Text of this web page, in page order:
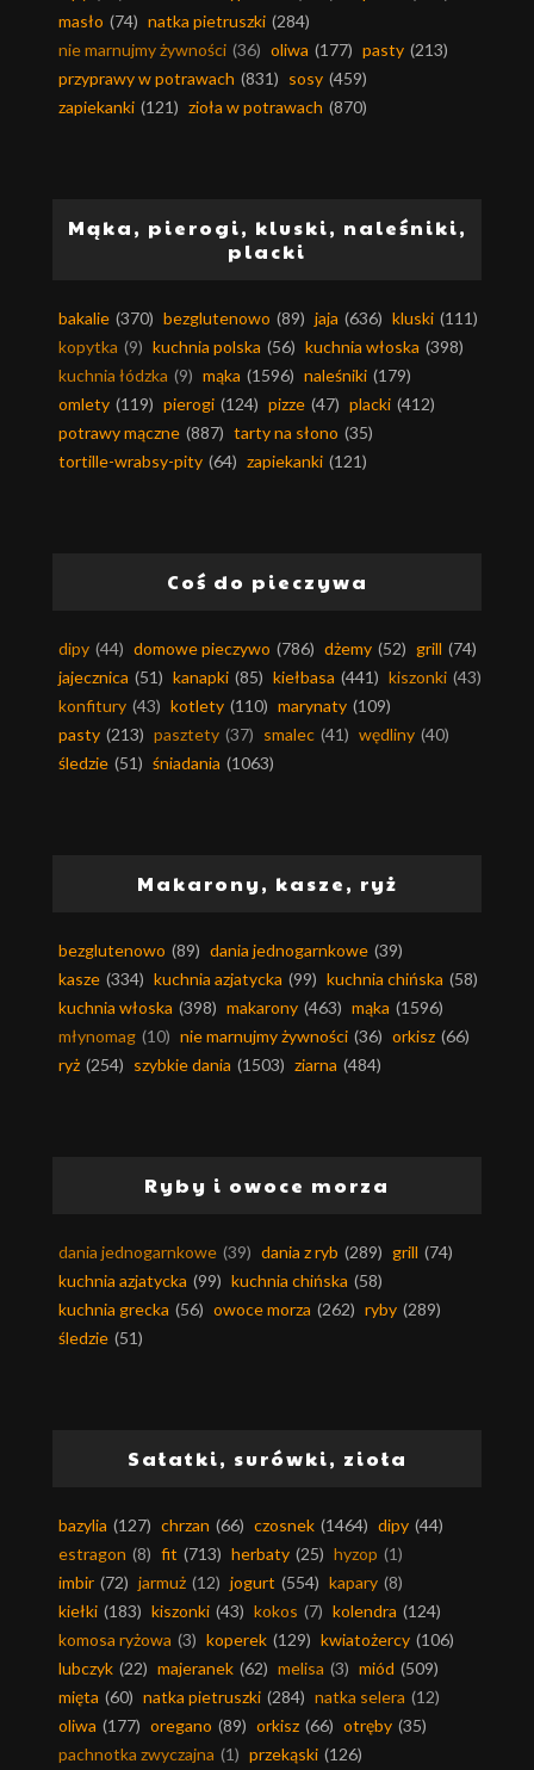
masło (74) natka pietruszki (284)
nie marnujmy żywności (36) oliwa (177) pasty (213)
przyprawy w potrawach (831) sosy (459)
zapiekanki (121) zioła w potrawach (870)
Mąka, pierogi, kluski, naleśniki,
placki
bakalie (370) bezglutenowo (89) jaja (636) kluski (111)
kopytka (9) kuchnia polska (56) kuchnia włoska (398)
kuchnia łódzka (9) mąka (1596) naleśniki (179)
omlety (119) pierogi (124) pizze (47) placki (412)
potrawy mączne (887) tarty na słono (35)
tortille-wrabsy-pity (64) zapiekanki (121)
Coś do pieczywa
dipy (44) domowe pieczywo (786) dżemy (52) grill (74)
jajecznica (51) kanapki (85) kiełbasa (441) kiszonki (43)
konfitury (43) kotlety (110) marynaty (109)
pasty (213) pasztety (37) smalec (41) wędliny (40)
śledzie (51) śniadania (1063)
Makarony, kasze, ryż
bezglutenowo (89) dania jednogarnkowe (39)
kasze (334) kuchnia azjatycka (99) kuchnia chińska (58)
kuchnia włoska (398) makarony (463) mąka (1596)
młynomag (10) nie marnujmy żywności (36) orkisz (66)
ryż (254) szybkie dania (1503) ziarna (484)
Ryby i owoce morza
dania jednogarnkowe (39) dania z ryb (289) grill (74)
kuchnia azjatycka (99) kuchnia chińska (58)
kuchnia grecka (56) owoce morza (262) ryby (289)
śledzie (51)
Sałatki, surówki, zioła
bazylia (127) chrzan (66) czosnek (1464) dipy (44)
estragon (8) fit (713) herbaty (25) hyzop (1)
imbir (72) jarmuż (12) jogurt (554) kapary (8)
kiełki (183) kiszonki (43) kokos (7) kolendra (124)
komosa ryżowa (3) koperek (129) kwiatożercy (106)
lubczyk (22) majeranek (62) melisa (3) miód (509)
mięta (60) natka pietruszki (284) natka selera (12)
oliwa (177) oregano (89) orkisz (66) otręby (35)
pachnotka zwyczajna (1) przekąski (126)